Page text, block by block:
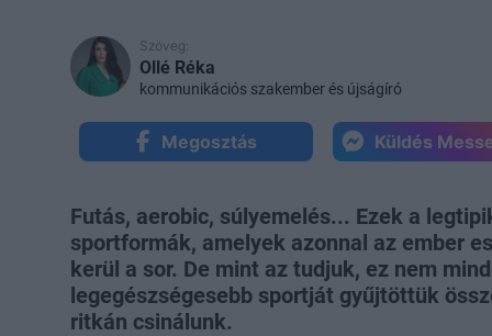
Szöveg:
Ollé Réka
kommunikációs szakember és újságíró
Megosztás Küldés
Futás, aerobic, súlyemelés... Ezek a
sportformák, amelyek azonnal az ember
kerül a sor. De mint az tudjuk, ez nem
legegészségesebb sportját gyűjtöttük
ritkán csinálunk.